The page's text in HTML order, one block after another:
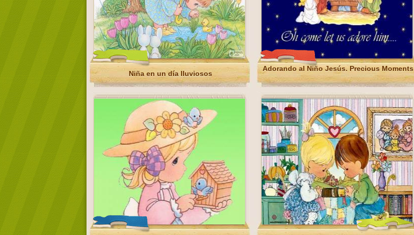
Niña en un día lluviosos
Adorando al Niño Jesús. Precious Moments